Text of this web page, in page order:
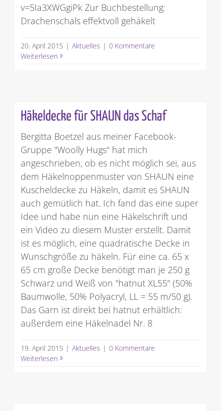
v=5Ia3XWGgiPk Zur Buchbestellung:
Drachenschals effektvoll gehäkelt
20. April 2015 | Aktuelles | 0 Kommentare
Weiterlesen
Häkeldecke für SHAUN das Schaf
Bergitta Boetzel aus meiner Facebook-
Gruppe "Woolly Hugs" hat mich
angeschrieben, ob es nicht möglich sei, aus
dem Häkelnoppenmuster von SHAUN eine
Kuscheldecke zu Häkeln, damit es SHAUN
auch gemütlich hat. Ich fand das eine super
Idee und habe nun eine Häkelschrift und
ein Video zu diesem Muster erstellt. Damit
ist es möglich, eine quadratische Decke in
Wunschgröße zu häkeln. Für eine ca. 65 x
65 cm große Decke benötigt man je 250 g
Schwarz und Weiß von "hatnut XL55" (50%
Baumwolle, 50% Polyacryl, LL = 55 m/50 g).
Das Garn ist direkt bei hatnut erhältlich:
außerdem eine Häkelnadel Nr. 8
19. April 2015 | Aktuelles | 0 Kommentare
Weiterlesen